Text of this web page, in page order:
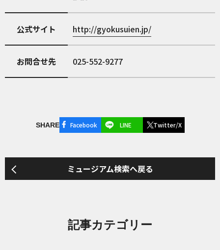
公式サイト http://gyokusuien.jp/
お問合せ先 025-552-9277
SHARE Facebook LINE Twitter/X
ミュージアム検索へ戻る
記事カテゴリー